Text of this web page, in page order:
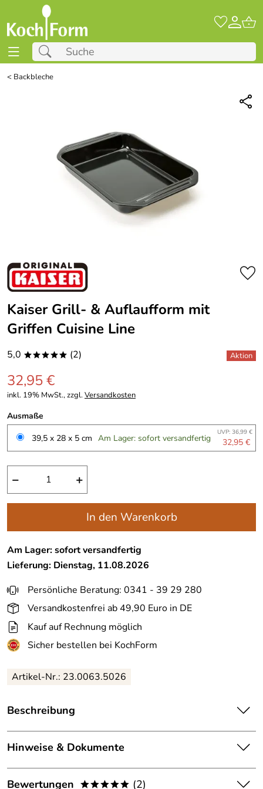
< Backbleche
Kaiser Grill- & Auflaufform mit
Griffen Cuisine Line
5,0 ***** (2)
32,95 €
inkl. 19% MwSt., zzgl.Versandkosten
Ausmaße
39,5 x 28 x 5 cm Am Lager: sofort versandfertig UVP: 36,99 €
32,95 €
− +
In den Warenkorb
Am Lager: sofort versandfertig
Lieferung: Dienstag, 11.08.2026
Persönliche Beratung: 0341 - 39 29 280
Versandkostenfrei ab 49,90 Euro in DE
Kauf auf Rechnung möglich
Sicher bestellen bei KochForm
Artikel-Nr.: 23.0063.5026
Beschreibung
KaiserGrill- &Auflaufformmit Griffen Cuisine Line. Hier
löst sich Deftiges ganz leicht vom schweren Blech. Extra
Email-Oberfläche - so viel unverwüstliche Robustheit
begeistert selbst Profis.
Hinweise & Dokumente
Dokumente zum Download:
Bewertungen ***** (2)